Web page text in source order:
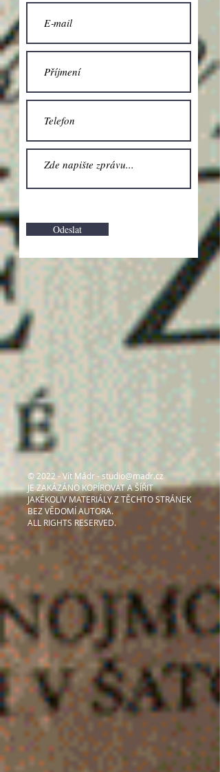
Odeslat
​© 2022 - Vít Mádr -studio@madr.cz
JE ZAKÁZÁNO KOPÍROVAT A ŠÍŘIT
JAKÉKOLIV MATERIÁLY Z TĚCHTO STRÁNEK
BEZ VĚDOMÍ AUTORA.
ALL RIGHTS RESERVED.